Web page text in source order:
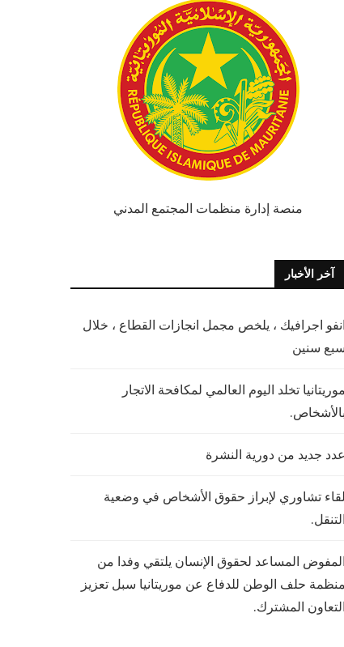
منصة إدارة منظمات المجتمع المدني
آخر الأخبار
انفو اجرافيك ، يلخص مجمل انجازات القطاع ، خلال
سبع سنين
موريتانيا تخلد اليوم العالمي لمكافحة الاتجار
بالأشخاص.
عدد جديد من دورية النشرة
لقاء تشاوري لإبراز حقوق الأشخاص في وضعية
التنقل.
المفوض المساعد لحقوق الإنسان يلتقي وفدا من
منظمة حلف الوطن للدفاع عن موريتانيا سبل تعزيز
التعاون المشترك.